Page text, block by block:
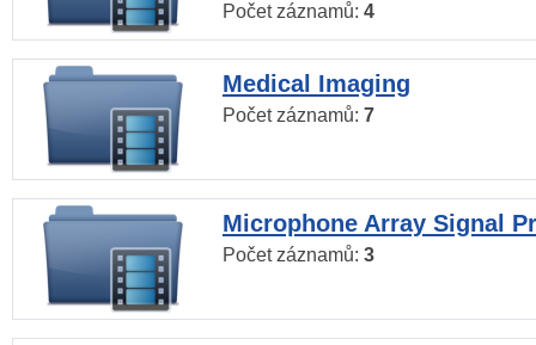
Počet záznamů: 4
Medical Imaging
Počet záznamů: 7
Microphone Array Signal
Počet záznamů: 3